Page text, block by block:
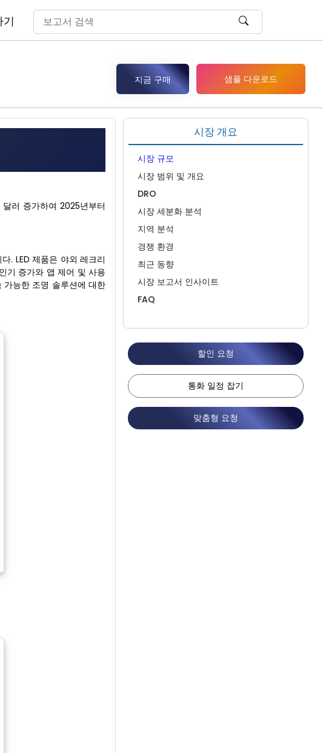
기
지금 구매 샘플 다운로드
러 증가하여 2025년부터
. LED 제품은 야외 레크리
기 증가와 앱 제어 및 사용
능한 조명 솔루션에 대한
시장 개요
시장 규모
시장 범위 및 개요
DRO
시장 세분화 분석
지역 분석
경쟁 환경
최근 동향
시장 보고서 인사이트
FAQ
할인 요청
통화 일정 잡기
맞춤형 요청